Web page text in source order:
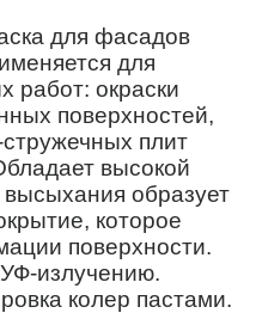
для фасадов
для
работ: окраски
поверхностей,
плит
высокой
образует
которое
поверхности.
излучению.
колер пастами.